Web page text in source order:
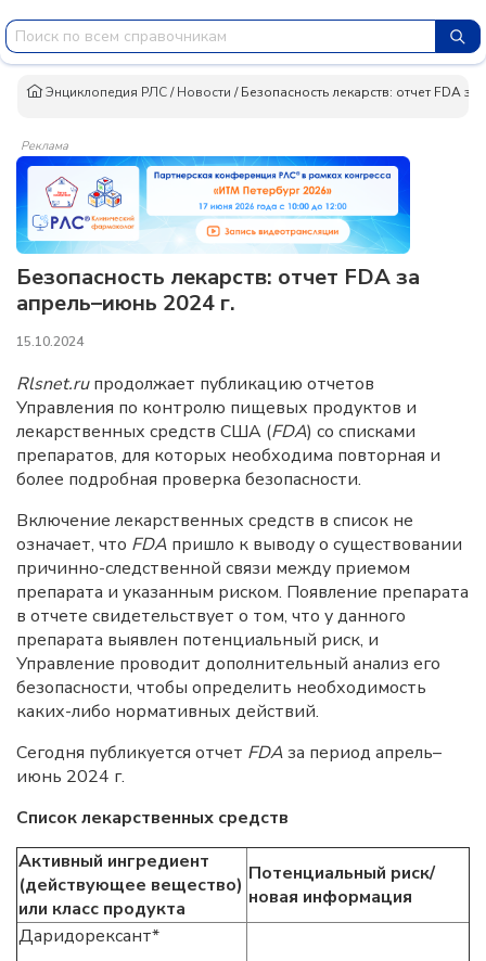
Энциклопедия РЛС/Новости /Безопасность лекарств: отчет FDA
Реклама
Безопасность лекарств: отчет FDA за
апрель–июнь 2024 г.
15.10.2024
Rlsnet.ruпродолжает публикацию отчетов
Управления по контролю пищевых продуктов и
лекарственных средств США (FDA) со списками
препаратов, для которых необходима повторная и
более подробная проверка безопасности.
Включение лекарственных средств в список не
означает, что FDA пришло к выводу о существовании
причинно-следственной связи между приемом
препарата и указанным риском. Появление препарата
в отчете свидетельствует о том, что у данного
препарата выявлен потенциальный риск, и
Управление проводит дополнительный анализ его
безопасности, чтобы определить необходимость
каких-либо нормативных действий.
Сегодня публикуется отчет FDAза период апрель–
июнь 2024 г.
Список лекарственных средств
Активный ингредиент
(действующее вещество)
или класс продукта
Потенциальный риск/
новая информация
Даридорексант*